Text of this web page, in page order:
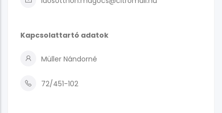
Kapcsolattartó adatok
Müller Nándorné
72/451-102